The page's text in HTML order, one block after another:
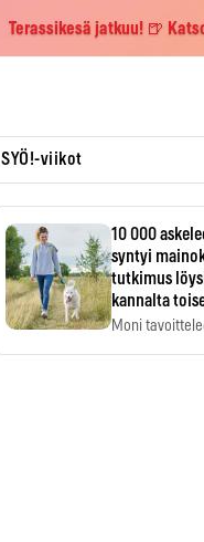
Terassikesä jatkuu! 🍺
SYÖ!-viikot
10 000
syntyi
tutkimus
kannalta
Moni